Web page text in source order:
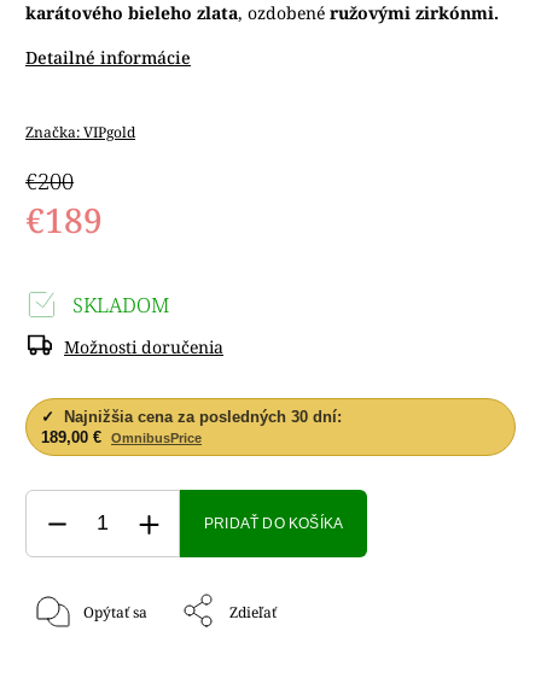
karátového bieleho zlata, ozdobené ružovými zirkónmi.
Detailné informácie
Značka:VIPgold
€200
€189
SKLADOM
Možnosti doručenia
✓
Najnižšia cena za posledných 30 dní:
189,00 €
OmnibusPrice
PRIDAŤ DO KOŠÍKA
Opýtať sa Zdieľať